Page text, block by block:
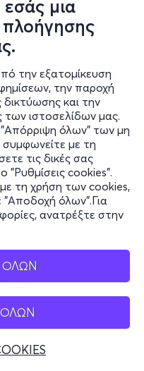
μια
πλοήγησης
την εξατομίκευση
την παροχή
δικτύωσης και την
των ιστοσελίδων μας.
"Απόρριψη όλων" των μη
με τη
τις δικές σας
"Ρυθμίσεις cookies".
τη χρήση των cookies,
όλων".Για
ανατρέξτε στην
ΟΛΩΝ